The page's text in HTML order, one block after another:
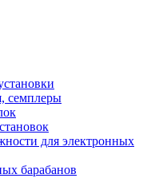
семплеры
для электронных
барабанов